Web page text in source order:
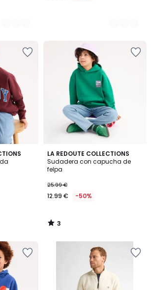
LA REDOUTE COLLECTIONS
Sudadera con capucha de
felpa
25.99 €
12.99 € -50%
3
/
5
3
/